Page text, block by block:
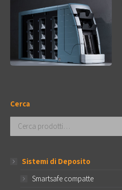
Cerca
Sistemi di Deposito
Smartsafe compatte